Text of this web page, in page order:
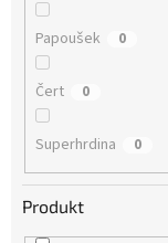
Papoušek 0
Čert 0
Superhrdina 0
Produkt